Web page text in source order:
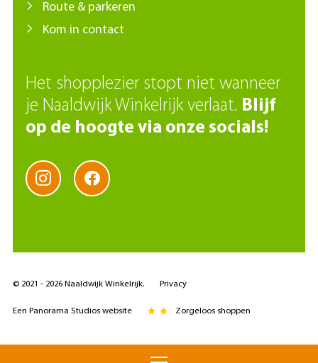
Route & parkeren
Kom in contact
Het shopplezier stopt niet wanneer
je Naaldwijk Winkelrijk verlaat. Blijf
op de hoogte via onze socials!
© 2021 - 2026 Naaldwijk Winkelrijk. Privacy
Een Panorama Studios website Zorgeloos shoppen